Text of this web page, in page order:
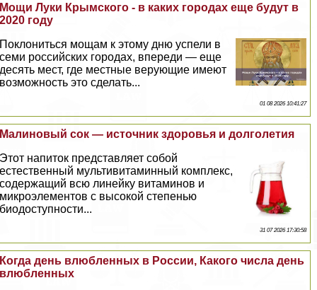
Мощи Луки Крымского - в каких городах еще будут в
2020 году
Поклониться мощам к этому дню успели в
семи российских городах, впереди — еще
десять мест, где местные верующие имеют
возможность это сделать...
01 08 2026 10:41:27
Малиновый сок — источник здоровья и долголетия
Этот напиток представляет собой
естественный мультивитаминный комплекс,
содержащий всю линейку витаминов и
микроэлементов с высокой степенью
биодоступности...
31 07 2026 17:30:58
Когда день влюбленных в России, Какого числа день
влюбленных